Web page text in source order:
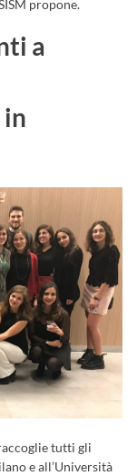
propone.
a
in
tutti gli
e all’Università